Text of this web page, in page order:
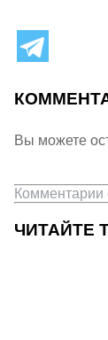
Вы можете
Комментарии
ЧИТАЙТЕ